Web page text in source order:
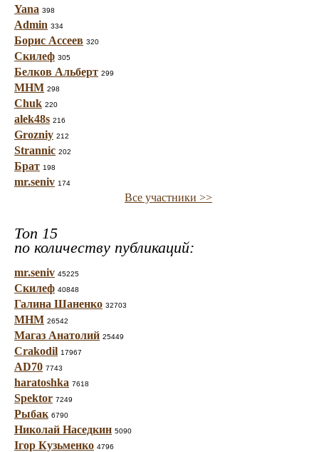
Yana 398
Admin 334
Борис Ассеев 320
Скилеф 305
Белков Альберт 299
МНМ 298
Chuk 220
alek48s 216
Grozniy 212
Strannic 202
Брат 198
mr.seniv 174
Все участники >>
Топ 15
по количеству публикаций:
mr.seniv 45225
Скилеф 40848
Галина Шаненко 32703
МНМ 26542
Магаз Анатолий 25449
Crakodil 17967
AD70 7743
haratoshka 7618
Spektor 7249
Рыбак 6790
Николай Наседкин 5090
Ігор Кузьменко 4796